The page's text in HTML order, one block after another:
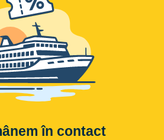
în contact